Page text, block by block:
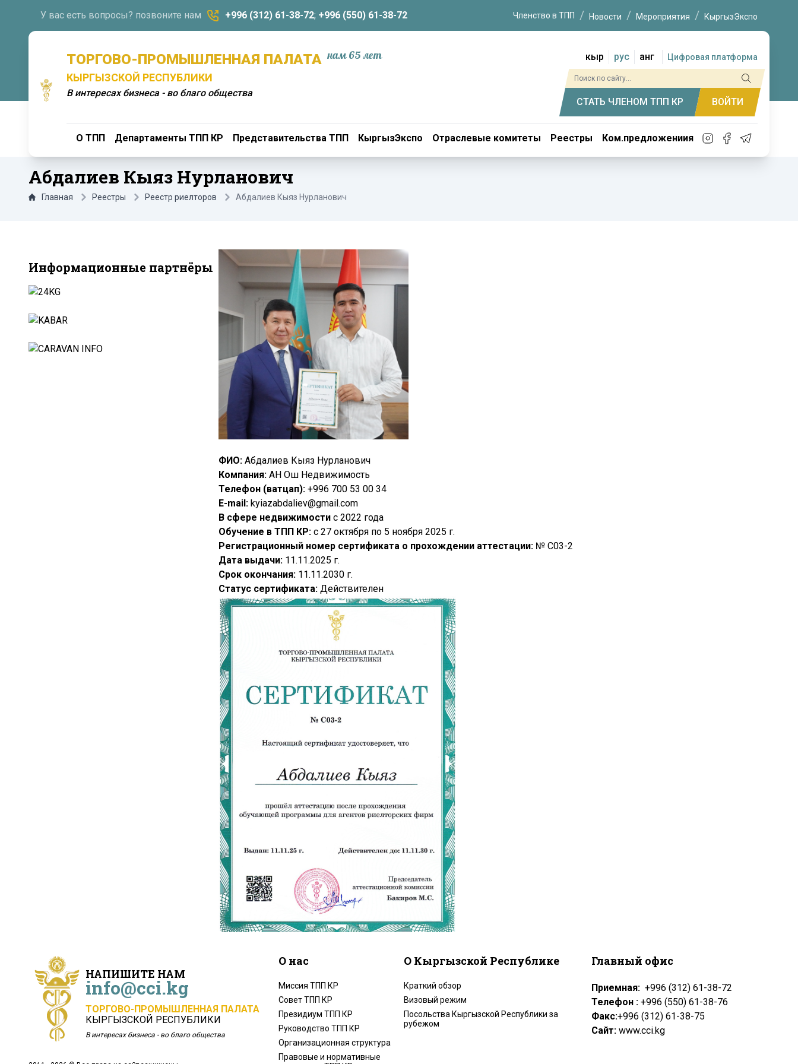
У вас есть вопросы? позвоните нам +996 (312) 61-38-72; +996 (550) 61-38-72 Членство в ТПП Новости Мероприятия КыргызЭкспо
ТОРГОВО-ПРОМЫШЛЕННАЯ ПАЛАТА нам 65 лет
КЫРГЫЗСКОЙ РЕСПУБЛИКИ
В интересах бизнеса - во благо общества
кыр рус анг Цифровая платформа
СТАТЬ ЧЛЕНОМ ТПП КР ВОЙТИ
О ТПП Департаменты ТПП КР Представительства ТПП КыргызЭкспо Отраслевые комитеты Реестры Ком.предложениия
Абдалиев Кыяз Нурланович
Главная Реестры Реестр риелторов Абдалиев Кыяз Нурланович
Информационные партнёры
ФИО: Абдалиев Кыяз Нурланович
Компания: АН Ош Недвижимость
Телефон (ватцап): +996 700 53 00 34
E-mail: kyiazabdaliev@gmail.com
В сфере недвижимости с 2022 года
Обучение в ТПП КР: с 27 октября по 5 ноября 2025 г.
Регистрационный номер сертификата о прохождении аттестации: № C03-2
Дата выдачи: 11.11.2025 г.
Срок окончания: 11.11.2030 г.
Статус сертификата: Действителен
НАПИШИТЕ НАМ
info@cci.kg
ТОРГОВО-ПРОМЫШЛЕННАЯ ПАЛАТА
КЫРГЫЗСКОЙ РЕСПУБЛИКИ
В интересах бизнеса - во благо общества
О нас
Миссия ТПП КР
Совет ТПП КР
Президиум ТПП КР
Руководство ТПП КР
Организационная структура
Правовые и нормативные
О Кыргызской Республике
Краткий обзор
Визовый режим
Посольства Кыргызской Республики за
рубежом
Главный офис
Приемная:+996 (312) 61-38-72
Телефон :+996 (550) 61-38-76
Факс:+996 (312) 61-38-75
Сайт:www.cci.kg